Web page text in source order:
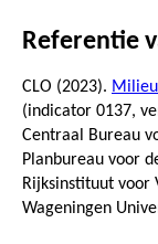
Referentie
CLO (2023).
(indicator 0137,
Centraal Bureau
Planbureau voor
Rijksinstituut voor
Wageningen